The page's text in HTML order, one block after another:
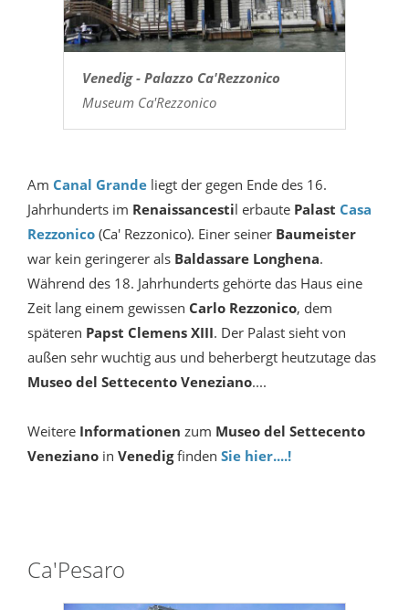
Venedig - Palazzo Ca'Rezzonico
Museum Ca'Rezzonico
Am Canal Grande liegt der gegen Ende des 16.
Jahrhunderts im Renaissancestil erbaute Palast Casa
Rezzonico (Ca' Rezzonico). Einer seiner Baumeister
war kein geringerer als Baldassare Longhena.
Während des 18. Jahrhunderts gehörte das Haus eine
Zeit lang einem gewissen Carlo Rezzonico, dem
späteren Papst Clemens XIII. Der Palast sieht von
außen sehr wuchtig aus und beherbergt heutzutage das
Museo del Settecento Veneziano....
Weitere Informationen zum Museo del Settecento
Veneziano in Venedigfinden Sie hier....!
Ca'Pesaro